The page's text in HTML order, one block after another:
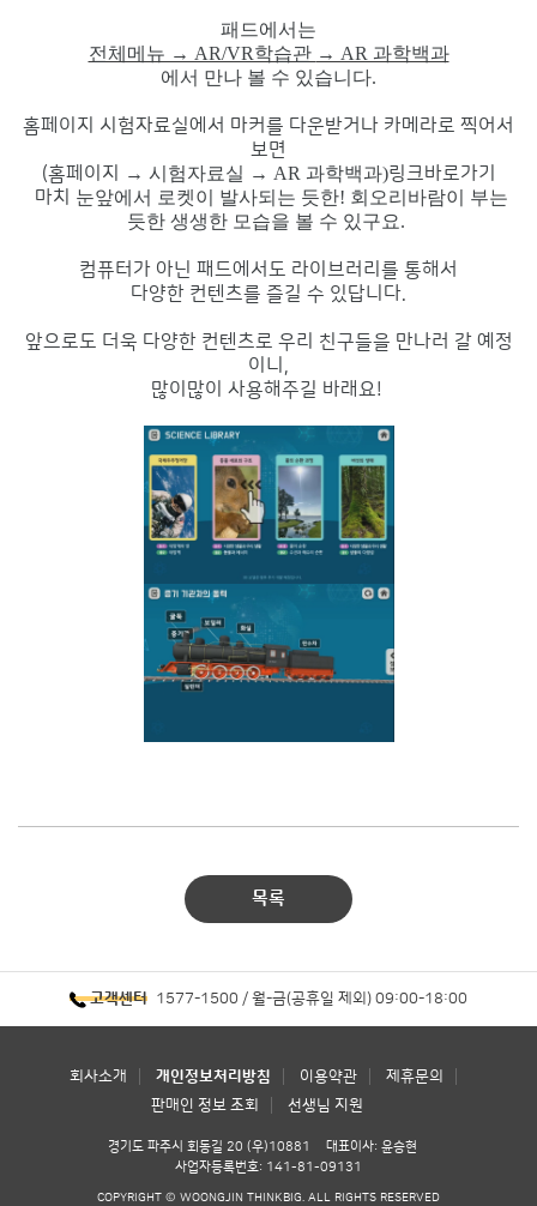
패드에서는
전체메뉴 → AR/VR학습관 → AR 과학백과
에서 만나 볼 수 있습니다.
홈페이지 시험자료실에서 마커를 다운받거나 카메라로 찍어서
보면
(홈페이지
→ 시험자료실 → AR 과학백과)링크바로가기
마치 눈앞에서 로켓이 발사되는 듯한! 회오리바람이 부는
듯한 생생한 모습을 볼 수 있구요.
컴퓨터가 아닌 패드에서도 라이브러리를 통해서
다양한 컨텐츠를 즐길 수 있답니다.
앞으로도 더욱 다양한 컨텐츠로 우리 친구들을 만나러 갈 예정
이니,
많이많이 사용해주길 바래요!
목록
고객센터 1577-1500 / 월-금(공휴일 제외) 09:00-18:00
회사소개 개인정보처리방침 이용약관
제휴문의
판매인 정보 조회
선생님 지원
경기도 파주시 회동길 20 (우)10881
대표이사: 윤승현
사업자등록번호: 141-81-09131
COPYRIGHT © WOONGJIN THINKBIG. ALL RIGHTS RESERVED